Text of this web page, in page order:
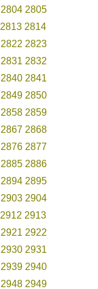
2804 2805
2813 2814
2822 2823
2831 2832
2840 2841
2849 2850
2858 2859
2867 2868
2876 2877
2885 2886
2894 2895
2903 2904
2912 2913
2921 2922
2930 2931
2939 2940
2948 2949